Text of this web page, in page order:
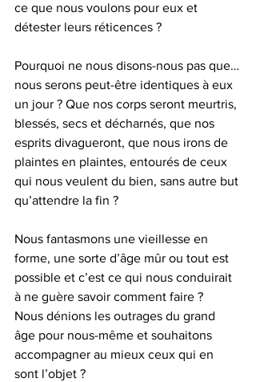
ce que nous voulons pour eux et
détester leurs réticences ?
Pourquoi ne nous disons-nous pas que…
nous serons peut-être identiques à eux
un jour ? Que nos corps seront meurtris,
blessés, secs et décharnés, que nos
esprits divagueront, que nous irons de
plaintes en plaintes, entourés de ceux
qui nous veulent du bien, sans autre but
qu’attendre la fin ?
Nous fantasmons une vieillesse en
forme, une sorte d’âge mûr ou tout est
possible et c’est ce qui nous conduirait
à ne guère savoir comment faire ?
Nous dénions les outrages du grand
âge pour nous-même et souhaitons
accompagner au mieux ceux qui en
sont l’objet ?